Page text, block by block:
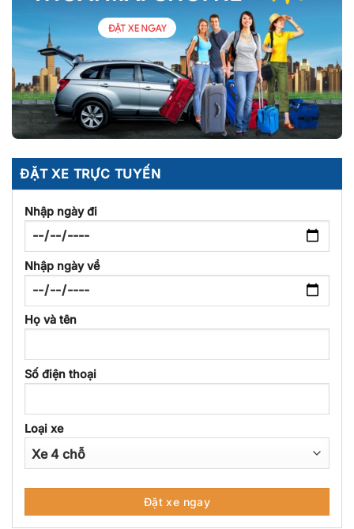
ĐẶT XE TRỰC TUYẾN
Nhập ngày đi
Nhập ngày về
Họ và tên
Số điện thoại
Loại xe